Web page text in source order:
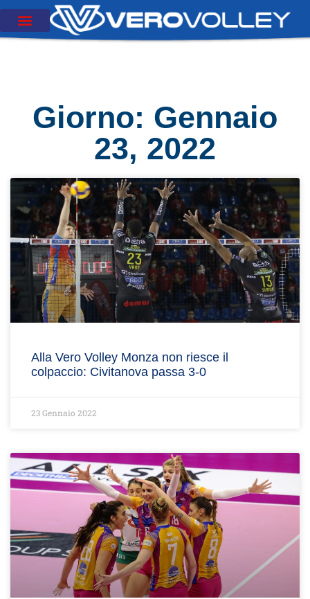
Giorno: Gennaio
23, 2022
Alla Vero Volley Monza non riesce il
colpaccio: Civitanova passa 3-0
23 Gennaio 2022